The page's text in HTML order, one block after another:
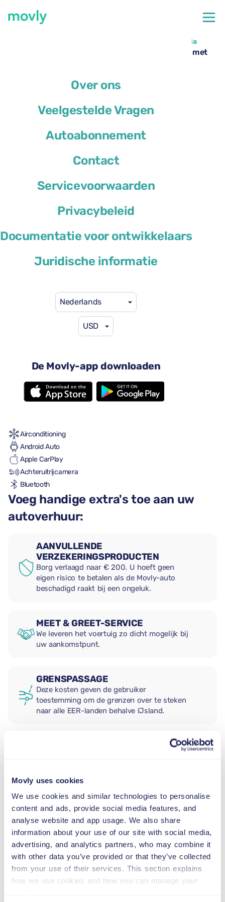
Movly uses cookies
We use cookies and similar technologies to personalise
content and ads, provide social media features, and
analyse website and app usage. We also share
information about your use of our site with social media,
advertising, and analytics partners, who may combine it
with other data you’ve provided or that they’ve collected
from your use of their services. This section explains
how we use cookies and how you can manage your
Over ons
Veelgestelde Vragen
Autoabonnement
Contact
Servicevoorwaarden
Privacybeleid
Documentatie voor ontwikkelaars
Juridische informatie
Nederlands
USD
De Movly-app downloaden
Alle beschikbare auto's op de luchthaven van Valencia
Autoverhuur op Valencia Airport – BMW 1 Series met
BMW 1 Series
Automatische versnellingsbak
5 zitplaatsen
2 grote koffers
Airconditioning
Android Auto
Apple CarPlay
Achteruitrijcamera
Bluetooth
Voeg handige extra's toe aan uw
autoverhuur:
AANVULLENDE
VERZEKERINGSPRODUCTEN
Borg verlaagd naar € 200. U hoeft geen
eigen risico te betalen als de Movly-auto
beschadigd raakt bij een ongeluk.
MEET & GREET-SERVICE
We leveren het voertuig zo dicht mogelijk bij
uw aankomstpunt.
GRENSPASSAGE
Deze kosten geven de gebruiker
toestemming om de grenzen over te steken
naar alle EER-landen behalve IJsland.
2,5–13 kg
PEUTER AUTOSTOEL
9–18 kg
VERHOOGD KINDERZITJE